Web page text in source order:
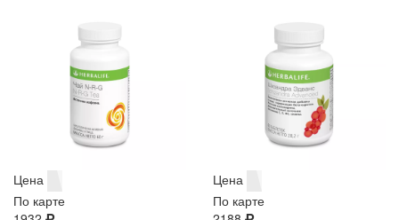
Цена
По карте
Цена
По карте